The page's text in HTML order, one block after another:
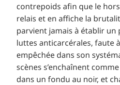
contrepoids afin que le
relais et en affiche la
parvient jamais à établir un
luttes anticarcérales, faute
empêchée dans son
scènes s’enchaînent
dans un fondu au noir, et